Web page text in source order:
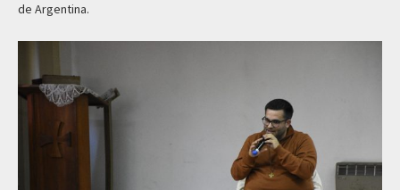
de Argentina.